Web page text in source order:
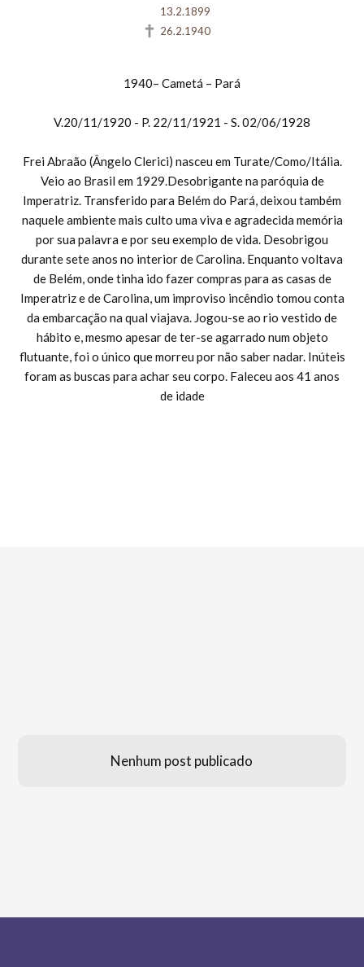
13.2.1899
26.2.1940
1940– Cametá – Pará
V.20/11/1920 - P. 22/11/1921 - S. 02/06/1928
Frei Abraão (Ângelo Clerici) nasceu em Turate/Como/Itália.
Veio ao Brasil em 1929.Desobrigante na paróquia de
Imperatriz. Transferido para Belém do Pará, deixou também
naquele ambiente mais culto uma viva e agradecida memória
por sua palavra e por seu exemplo de vida. Desobrigou
durante sete anos no interior de Carolina. Enquanto voltava
de Belém, onde tinha ido fazer compras para as casas de
Imperatriz e de Carolina, um improviso incêndio tomou conta
da embarcação na qual viajava. Jogou-se ao rio vestido de
hábito e, mesmo apesar de ter-se agarrado num objeto
flutuante, foi o único que morreu por não saber nadar. Inúteis
foram as buscas para achar seu corpo. Faleceu aos 41 anos
de idade
Nenhum post publicado